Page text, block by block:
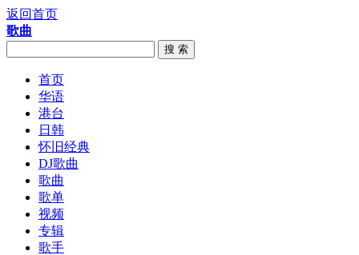
返回首页
歌曲
搜 索
首页
华语
港台
日韩
怀旧经典
DJ歌曲
歌曲
歌单
视频
专辑
歌手